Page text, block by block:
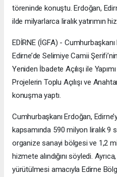
töreninde konuştu. Erdoğan,
ilde milyarlarca liralık yatırımın
EDİRNE (İGFA) -
Edirne’de Selimiye Camii
Yeniden İbadete Açılışı ile
Projelerin Toplu Açılışı ve
konuşma yaptı.
Cumhurbaşkanı Erdoğan,
kapsamında 590 milyon liralık 9
organize sanayi bölgesi ve 1,2
hizmete alındığını söyledi.
yürütülmesi amacıyla Edirne